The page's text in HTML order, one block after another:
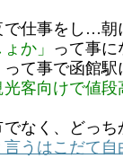
で仕事をし…朝
か」 って事に
って事で函館
光客向けで値
なく、どっ
うはこだて